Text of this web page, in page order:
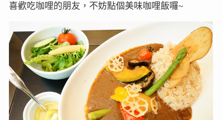
喜歡吃咖哩的朋友，不妨點個美味咖哩飯囉~